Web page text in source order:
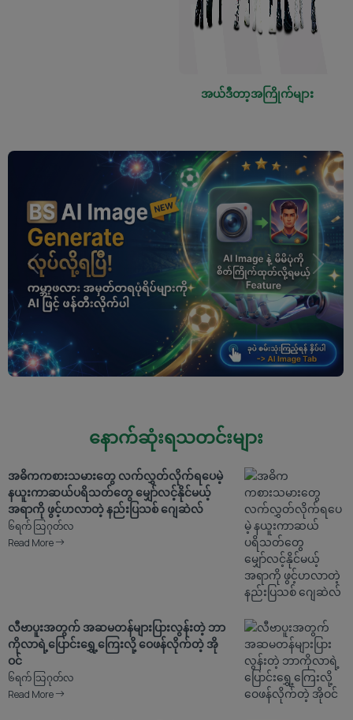
အယ်ဒီတာ့အကြိုက်များ
Previous Next
နောက်ဆုံးရသတင်းများ
အဓိကကစားသမားတွေ လက်လွှတ်လိုက်ရပေမဲ့
နယူးကာဆယ်ပရိသတ်တွေ မျှော်လင့်နိုင်မယ့်
အရာကို ဖွင့်ဟလာတဲ့ နည်းပြသစ် ဂျေဆဲလ်
၆ရက် သြဂုတ်လ
Read More
လီဗာပူးအတွက် အဆမတန်များပြားလွန်းတဲ့ ဘာ
ကိုလာရဲ့ပြောင်းရွှေ့ကြေးလို့ ဝေဖန်လိုက်တဲ့ အို
ဝင်
၆ရက် သြဂုတ်လ
Read More